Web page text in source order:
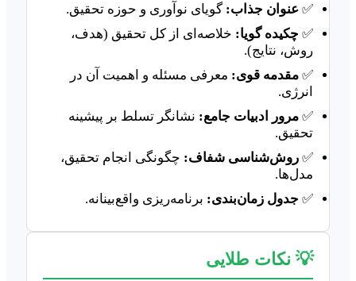
✅ عنوان جذاب: گویای نوآوری و حوزه تحقیق.
✅ چکیده گویا: خلاصه‌ای از کل تحقیق (هدف،
روش، نتایج).
✅ مقدمه قوی: معرفی مسئله و اهمیت آن در
انرژی.
✅ مرور ادبیات جامع: نشانگر تسلط بر پیشینه
تحقیق.
✅ روش‌شناسی شفاف: چگونگی انجام تحقیق،
مدل‌ها.
✅ جدول زمان‌بندی: برنامه‌ریزی واقع‌بینانه.
💡 نکات طلایی